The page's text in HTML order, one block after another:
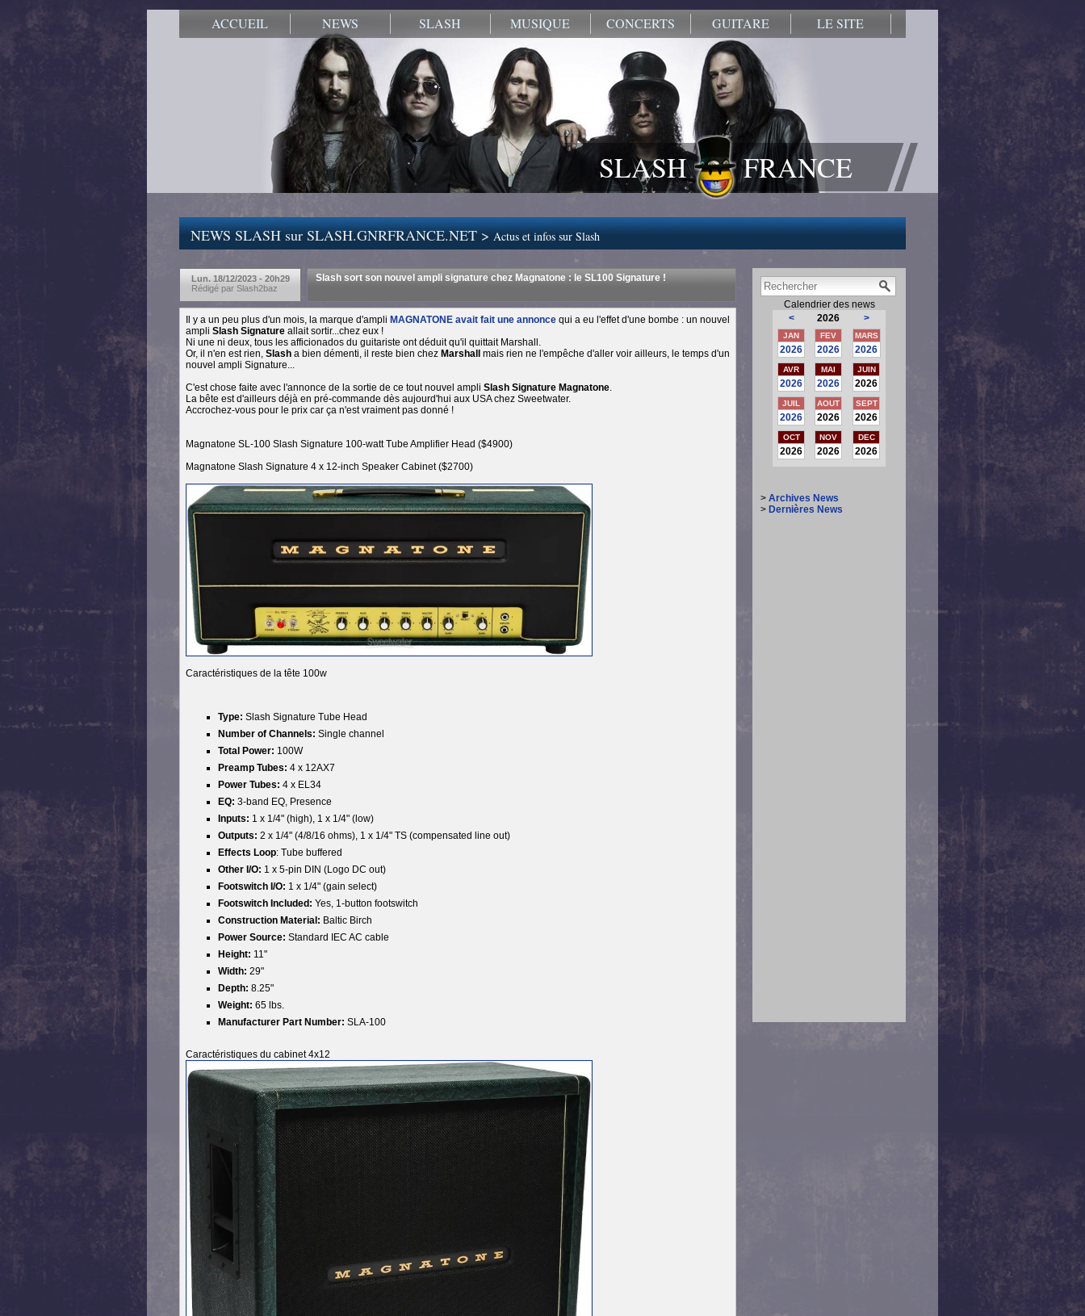
ACCUEIL NEWS SLASH MUSIQUE CONCERTS GUITARE LE SITE
SLASH FRANCE
NEWS SLASH sur SLASH.GNRFRANCE.NET >Actus et infos sur Slash
Lun. 18/12/2023 - 20h29
Rédigé par Slash2baz
Slash sort son nouvel ampli signature chez Magnatone : le SL100 Signature !
Il y a un peu plus d'un mois, la marque d'ampli MAGNATONE avait fait une annonce qui a eu l'effet d'une bombe : un nouvel
ampli Slash Signature allait sortir...chez eux !
Ni une ni deux, tous les afficionados du guitariste ont déduit qu'il quittait Marshall.
Or, il n'en est rien, Slash a bien démenti, il reste bien chez Marshall mais rien ne l'empêche d'aller voir ailleurs, le temps d'un
nouvel ampli Signature...
C'est chose faite avec l'annonce de la sortie de ce tout nouvel ampli Slash Signature Magnatone.
La bête est d'ailleurs déjà en pré-commande dès aujourd'hui aux USA chez Sweetwater.
Accrochez-vous pour le prix car ça n'est vraiment pas donné !
Magnatone SL-100 Slash Signature 100-watt Tube Amplifier Head ($4900)
Magnatone Slash Signature 4 x 12-inch Speaker Cabinet ($2700)
Caractéristiques de la tête 100w
Type: Slash Signature Tube Head
Number of Channels: Single channel
Total Power: 100W
Preamp Tubes: 4 x 12AX7
Power Tubes: 4 x EL34
EQ: 3-band EQ, Presence
Inputs: 1 x 1/4" (high), 1 x 1/4" (low)
Outputs: 2 x 1/4" (4/8/16 ohms), 1 x 1/4" TS (compensated line out)
Effects Loop: Tube buffered
Other I/O: 1 x 5-pin DIN (Logo DC out)
Footswitch I/O: 1 x 1/4" (gain select)
Footswitch Included: Yes, 1-button footswitch
Construction Material: Baltic Birch
Power Source: Standard IEC AC cable
Height: 11"
Width: 29"
Depth: 8.25"
Weight: 65 lbs.
Manufacturer Part Number: SLA-100
Caractéristiques du cabinet 4x12
Calendrier des news
<
2026 >
JAN
2026
FEV
2026
MARS
2026
AVR
2026
MAI
2026
JUIN
2026
JUIL
2026
AOUT
2026
SEPT
2026
OCT
2026
NOV
2026
DEC
2026
> Archives News
> Dernières News